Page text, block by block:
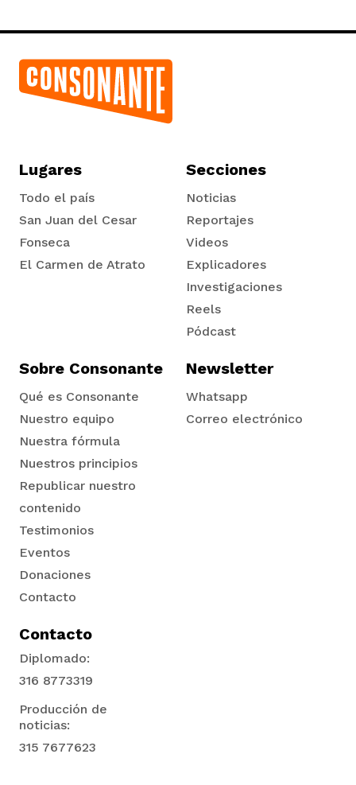
Lugares
Todo el país
San Juan del Cesar
Fonseca
El Carmen de Atrato
Secciones
Noticias
Reportajes
Videos
Explicadores
Investigaciones
Reels
Pódcast
Sobre Consonante
Qué es Consonante
Nuestro equipo
Nuestra fórmula
Nuestros principios
Republicar nuestro
contenido
Testimonios
Eventos
Donaciones
Contacto
Newsletter
Whatsapp
Correo electrónico
Contacto
Diplomado:
316 8773319
Producción de
noticias:
315 7677623